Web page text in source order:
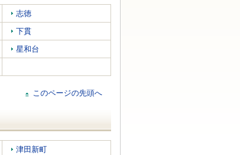
志徳
下貫
星和台
このページの先頭へ
津田新町